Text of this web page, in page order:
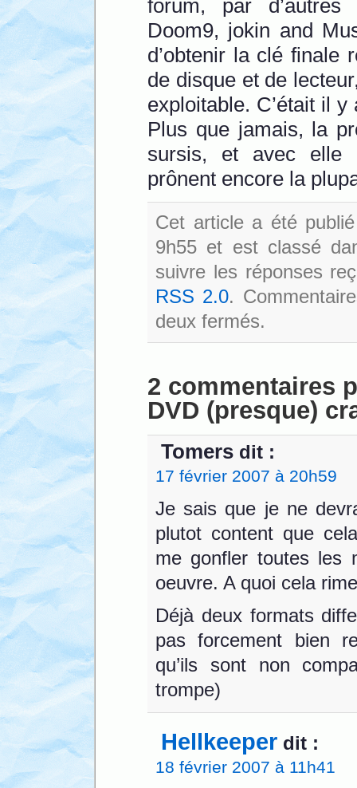
forum, par
Doom9, jokin and
d’obtenir la clé finale
de disque et de
exploitable. C’était il
Plus que jamais, la
sursis, et avec elle
prônent encore la
Cet article a été
9h55 et est classé
suivre les réponses
RSS 2.0.
deux fermés.
2 commentaires
DVD (presque)
Tomers dit :
17 février 2007 à 20h59
Je sais que je ne
plutot content que
me gonfler toutes les
oeuvre. A quoi cela
Déjà deux formats
pas forcement bien
qu’ils sont non
trompe)
Hellkeeper dit :
18 février 2007 à 11h41